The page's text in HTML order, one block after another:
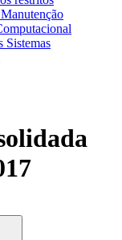
Sistemas